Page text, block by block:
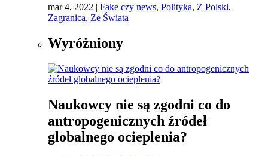
mar 4, 2022 | Fake czy news, Polityka, Z Polski,
Zagranica, Ze Świata
Wyróżniony
Naukowcy nie są zgodni co do
antropogenicznych źródeł
globalnego ocieplenia?